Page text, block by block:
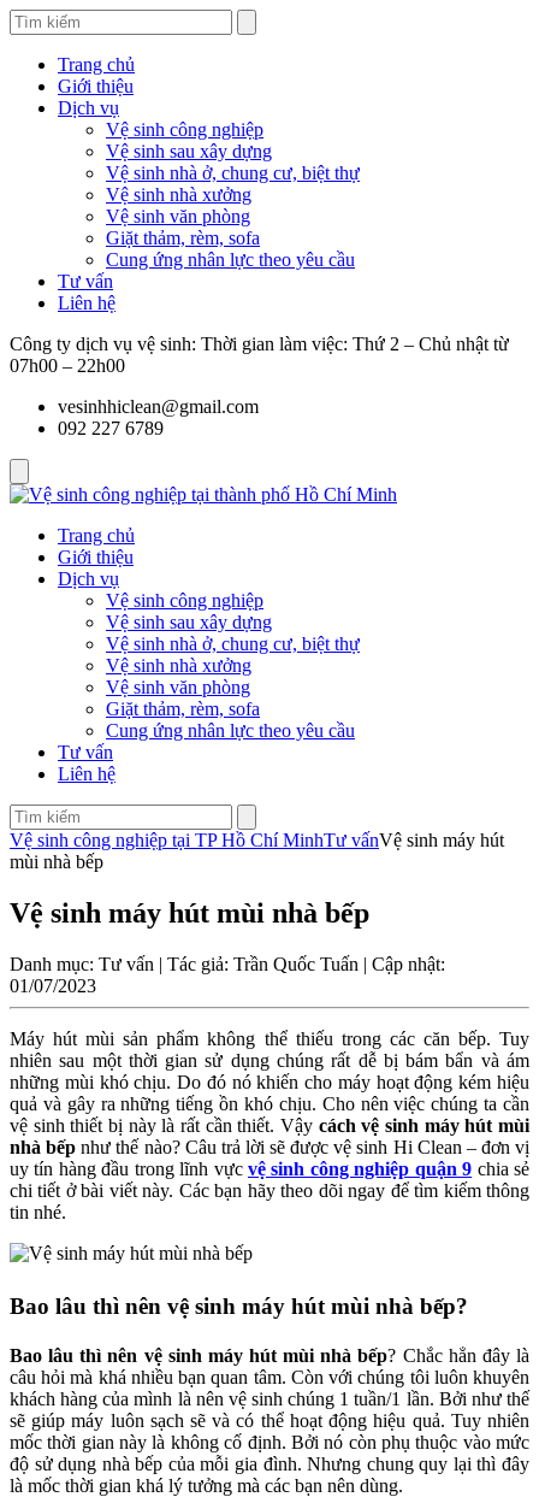
Trang chủ
Giới thiệu
Dịch vụ
Vệ sinh công nghiệp
Vệ sinh sau xây dựng
Vệ sinh nhà ở, chung cư, biệt thự
Vệ sinh nhà xưởng
Vệ sinh văn phòng
Giặt thảm, rèm, sofa
Cung ứng nhân lực theo yêu cầu
Tư vấn
Liên hệ
Công ty dịch vụ vệ sinh: Thời gian làm việc: Thứ 2 – Chủ nhật từ
07h00 – 22h00
vesinhhiclean@gmail.com
092 227 6789
Trang chủ
Giới thiệu
Dịch vụ
Vệ sinh công nghiệp
Vệ sinh sau xây dựng
Vệ sinh nhà ở, chung cư, biệt thự
Vệ sinh nhà xưởng
Vệ sinh văn phòng
Giặt thảm, rèm, sofa
Cung ứng nhân lực theo yêu cầu
Tư vấn
Liên hệ
Vệ sinh công nghiệp tại TP Hồ Chí MinhTư vấnVệ sinh máy hút
mùi nhà bếp
Vệ sinh máy hút mùi nhà bếp
Danh mục: Tư vấn | Tác giả: Trần Quốc Tuấn | Cập nhật:
01/07/2023
Máy hút mùi sản phẩm không thể thiếu trong các căn bếp. Tuy
nhiên sau một thời gian sử dụng chúng rất dễ bị bám bẩn và ám
những mùi khó chịu. Do đó nó khiến cho máy hoạt động kém hiệu
quả và gây ra những tiếng ồn khó chịu. Cho nên việc chúng ta cần
vệ sinh thiết bị này là rất cần thiết. Vậy cách vệ sinh máy hút mùi
nhà bếp như thế nào? Câu trả lời sẽ được vệ sinh Hi Clean – đơn vị
uy tín hàng đầu trong lĩnh vực vệ sinh công nghiệp quận 9 chia sẻ
chi tiết ở bài viết này. Các bạn hãy theo dõi ngay để tìm kiếm thông
tin nhé.
Bao lâu thì nên vệ sinh máy hút mùi nhà bếp?
Bao lâu thì nên vệ sinh máy hút mùi nhà bếp? Chắc hẳn đây là
câu hỏi mà khá nhiều bạn quan tâm. Còn với chúng tôi luôn khuyên
khách hàng của mình là nên vệ sinh chúng 1 tuần/1 lần. Bởi như thế
sẽ giúp máy luôn sạch sẽ và có thể hoạt động hiệu quả. Tuy nhiên
mốc thời gian này là không cố định. Bởi nó còn phụ thuộc vào mức
độ sử dụng nhà bếp của mỗi gia đình. Nhưng chung quy lại thì đây
là mốc thời gian khá lý tưởng mà các bạn nên dùng.